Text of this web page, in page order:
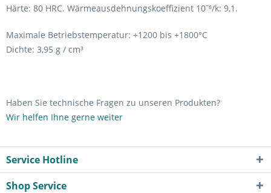
Härte: 80 HRC. Wärmeausdehnungskoeffizient 10⁻⁶/k: 9,1.
Maximale Betriebstemperatur: +1200 bis +1800°C
Dichte: 3,95 g / cm³
Haben Sie technische Fragen zu unseren Produkten?
Wir helfen Ihne gerne weiter
Service Hotline
Shop Service